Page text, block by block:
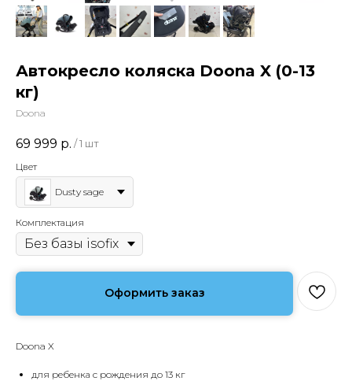
Автокресло коляска Doona X (0-13
кг)
Doona
69 999 р. / 1 шт
Цвет
Dusty sage
Комплектация
Оформить заказ
Doona X
для ребенка с рождения до 13 кг